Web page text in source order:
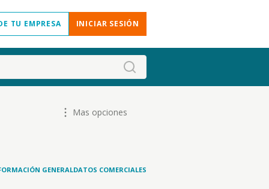
TU EMPRESA INICIAR SESIÓN
Mas opciones
GENERALDATOS COMERCIALES